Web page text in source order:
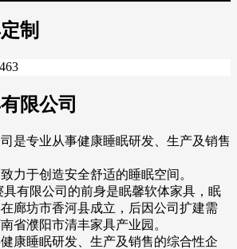
制
463
限公司
是专业从事健康睡眠研发、生产及销售
力于创造安全舒适的睡眠空间。
有限公司的前身是眠馨软体家具，眠
廊坊市香河县成立，后因公司扩建需
省濮阳市清丰家具产业园。
康睡眠研发、生产及销售的综合性企